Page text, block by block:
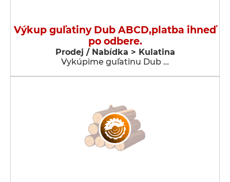
Výkup guľatiny Dub ABCD,platba ihneď
po odbere.
Prodej / Nabídka > Kulatina
Vykúpime guľatinu Dub …